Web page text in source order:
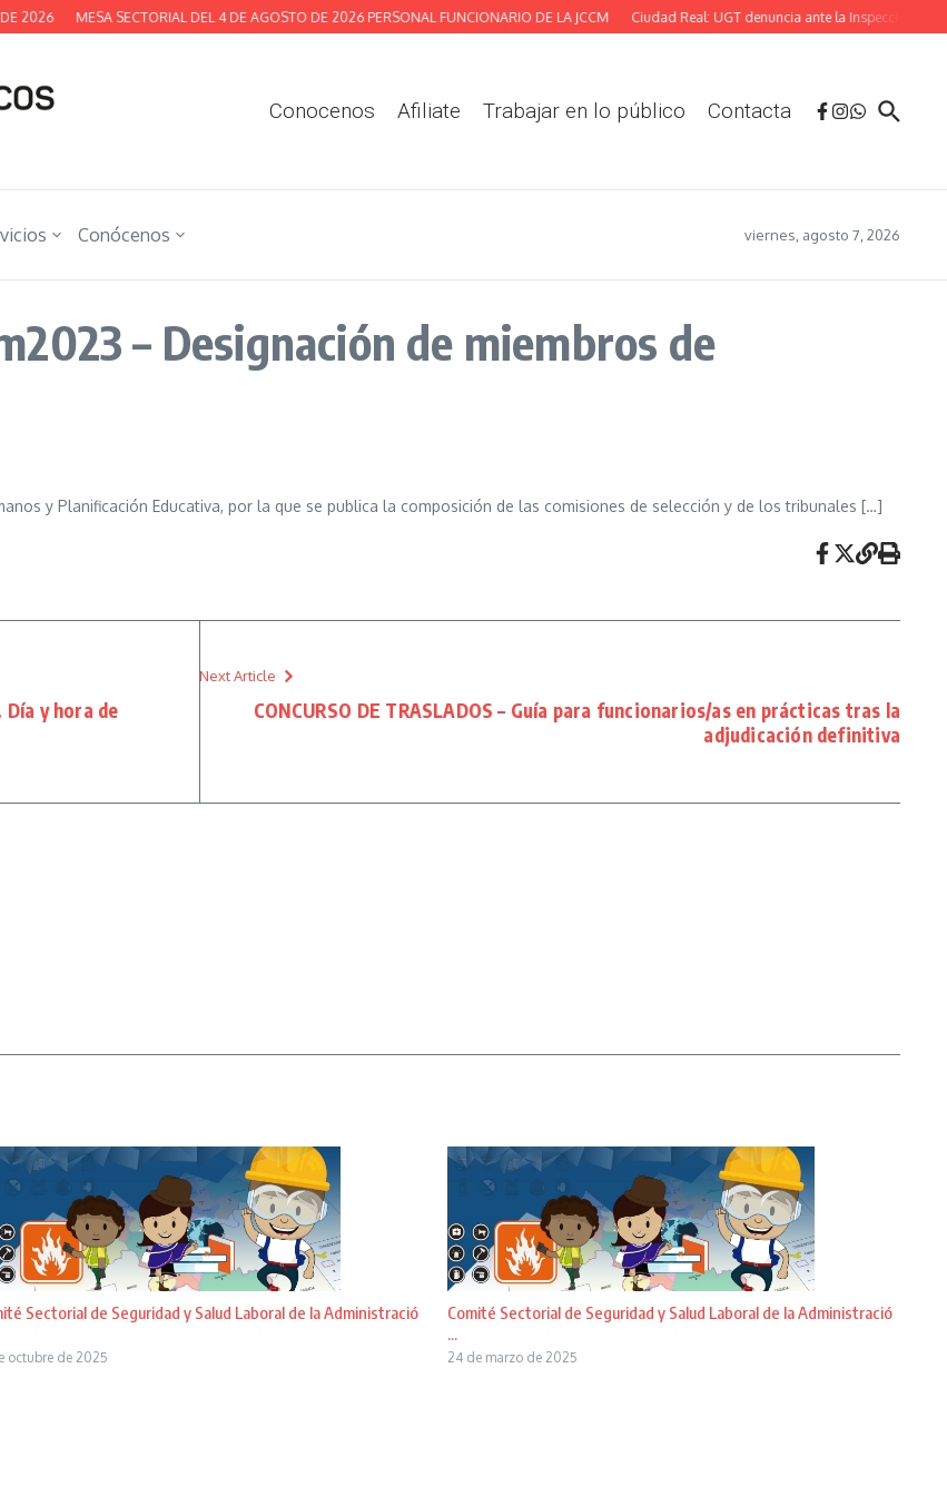
2026 MESA SECTORIAL DEL 4 DE AGOSTO DE 2026 PERSONAL FUNCIONARIO DE LA JCCM Ciudad Real: UGT denuncia ante la Inspección las
Conocenos Afiliate Trabajar en lo público Contacta
Conócenos viernes, agosto 7, 2026
– Designación de miembros de
y Planificación Educativa, por la que se publica la composición de las comisiones de selección y de los tribunales […]
y hora de
Next Article
CONCURSO DE TRASLADOS – Guía para funcionarios/as en prácticas tras la
adjudicación definitiva
Sectorial de Seguridad y Salud Laboral de la Administració
octubre de 2025
Comité Sectorial de Seguridad y Salud Laboral de la Administració
...
24 de marzo de 2025